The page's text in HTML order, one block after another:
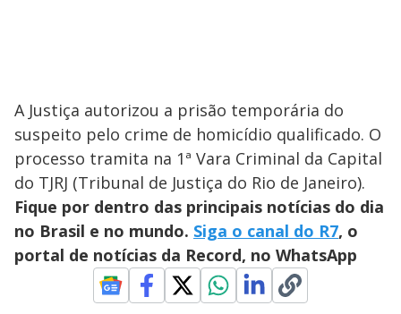
A Justiça autorizou a prisão temporária do
suspeito pelo crime de homicídio qualificado. O
processo tramita na 1ª Vara Criminal da Capital
do TJRJ (Tribunal de Justiça do Rio de Janeiro).
Fique por dentro das principais notícias do dia
no Brasil e no mundo. Siga o canal do R7, o
portal de notícias da Record, no WhatsApp